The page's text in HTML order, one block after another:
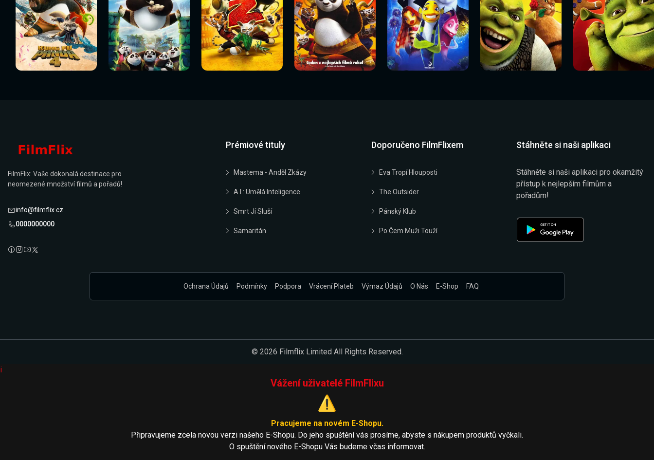
Sledovat
nyní
Sledovat nyní
Sledovat
nyní
Sledovat nyní
Sledovat
nyní
Sledovat nyní
Sledovat
nyní
Sledovat nyní
Sledovat
nyní
Sledovat nyní
Sledovat
nyní
Sledovat nyní
Sledovat
nyní
Sledovat nyní
FilmFlix: Vaše dokonalá destinace pro
neomezené množství filmů a pořadů!
info@filmflix.cz
0000000000
Prémiové tituly
Mastema - Anděl Zkázy
A.I.: Umělá Inteligence
Smrt Jí Sluší
Samaritán
Doporučeno FilmFlixem
Eva Tropí Hlouposti
The Outsider
Pánský Klub
Po Čem Muži Touží
Stáhněte si naši aplikaci
Stáhněte si naši aplikaci pro okamžitý
přístup k nejlepším filmům a
pořadům!
Ochrana Údajů Podmínky Podpora Vrácení Plateb Výmaz Údajů O Nás E-Shop FAQ
© 2026 Filmflix Limited All Rights Reserved.
i
Vážení uživatelé FilmFlixu
⚠️
Pracujeme na novém E-Shopu.
Připravujeme zcela novou verzi našeho E-Shopu. Do jeho spuštění vás prosíme, abyste s nákupem produktů vyčkali.
O spuštění nového E-Shopu Vás budeme včas informovat.